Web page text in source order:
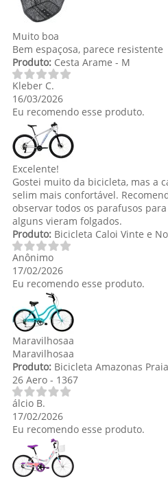
Muito boa
Bem espaçosa, parece resistente
Produto:Cesta Arame - M
Kleber C.
16/03/2026
Eu recomendo esse produto.
Excelente!
Gostei muito da bicicleta, mas a
selim mais confortável.
observar todos os parafusos
alguns vieram folgados.
Produto:Bicicleta Caloi Vinte e
Anônimo
17/02/2026
Eu recomendo esse produto.
Maravilhosaa
Maravilhosaa
Produto:Bicicleta Amazonas
26 Aero - 1367
lcio B.
17/02/2026
Eu recomendo esse produto.